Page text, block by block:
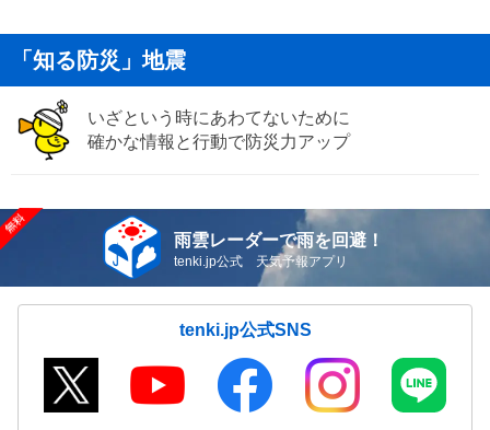
「知る防災」地震
いざという時にあわてないために
確かな情報と行動で防災力アップ
雨雲レーダーで雨を回避！
tenki.jp公式 天気予報アプリ
tenki.jp公式SNS